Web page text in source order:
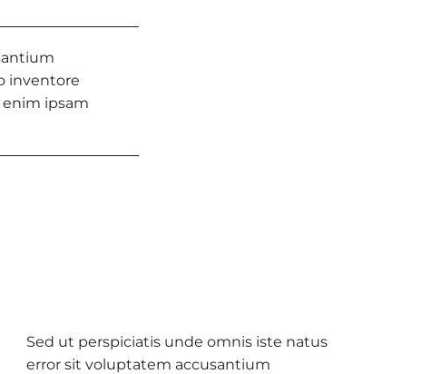
inventore
ipsam
Sed ut perspiciatis unde omnis iste natus
error sit voluptatem accusantium